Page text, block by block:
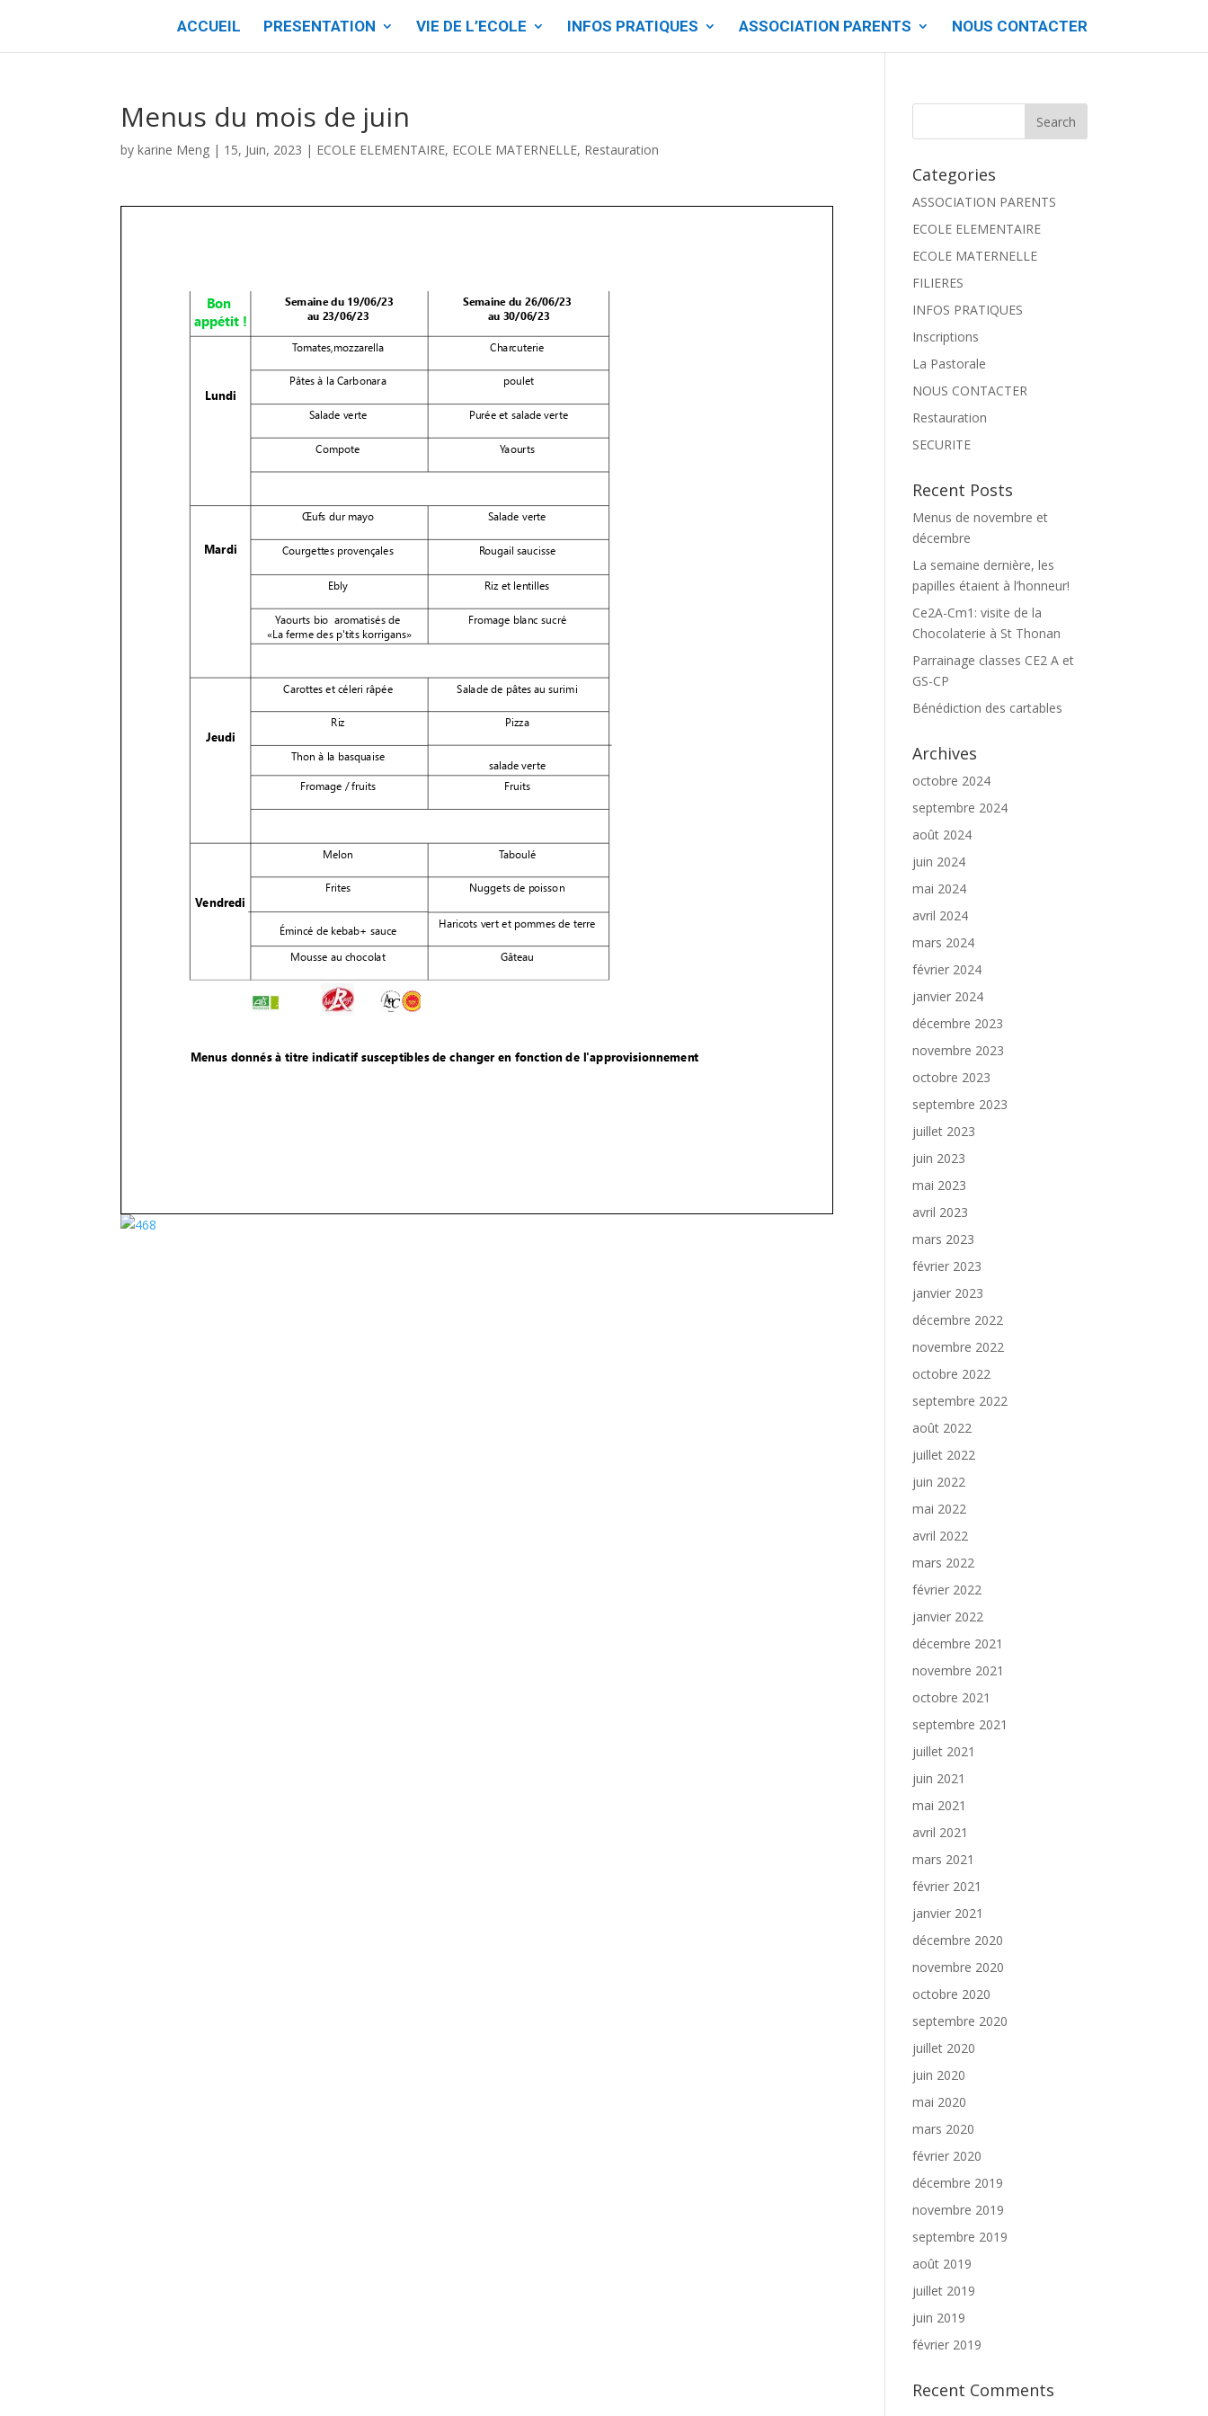
ACCUEIL PRESENTATION VIE DE L’ECOLE INFOS PRATIQUES ASSOCIATION PARENTS NOUS CONTACTER
Menus du mois de juin
bykarine Meng | 15, Juin, 2023 | ECOLE ELEMENTAIRE, ECOLE MATERNELLE, Restauration
Categories
ASSOCIATION PARENTS
ECOLE ELEMENTAIRE
ECOLE MATERNELLE
FILIERES
INFOS PRATIQUES
Inscriptions
La Pastorale
NOUS CONTACTER
Restauration
SECURITE
Recent Posts
Menus de novembre et
décembre
La semaine dernière, les
papilles étaient à l’honneur!
Ce2A-Cm1: visite de la
Chocolaterie à St Thonan
Parrainage classes CE2 A et
GS-CP
Bénédiction des cartables
Archives
octobre 2024
septembre 2024
août 2024
juin 2024
mai 2024
avril 2024
mars 2024
février 2024
janvier 2024
décembre 2023
novembre 2023
octobre 2023
septembre 2023
juillet 2023
juin 2023
mai 2023
avril 2023
mars 2023
février 2023
janvier 2023
décembre 2022
novembre 2022
octobre 2022
septembre 2022
août 2022
juillet 2022
juin 2022
mai 2022
avril 2022
mars 2022
février 2022
janvier 2022
décembre 2021
novembre 2021
octobre 2021
septembre 2021
juillet 2021
juin 2021
mai 2021
avril 2021
mars 2021
février 2021
janvier 2021
décembre 2020
novembre 2020
octobre 2020
septembre 2020
juillet 2020
juin 2020
mai 2020
mars 2020
février 2020
décembre 2019
novembre 2019
septembre 2019
août 2019
juillet 2019
juin 2019
février 2019
Recent Comments